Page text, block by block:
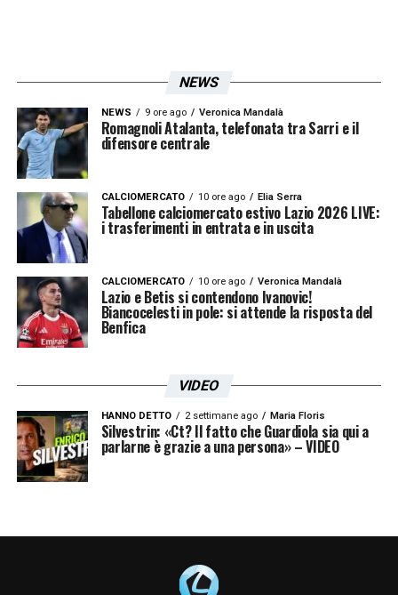
NEWS
NEWS 9 ore ago Veronica Mandalà
Romagnoli Atalanta, telefonata tra Sarri e il
difensore centrale
CALCIOMERCATO 10 ore ago Elia Serra
Tabellone calciomercato estivo Lazio 2026 LIVE:
i trasferimenti in entrata e in uscita
CALCIOMERCATO 10 ore ago Veronica Mandalà
Lazio e Betis si contendono Ivanovic!
Biancocelesti in pole: si attende la risposta del
Benfica
VIDEO
HANNO DETTO 2 settimane ago Maria Floris
Silvestrin: «Ct? Il fatto che Guardiola sia qui a
parlarne è grazie a una persona» – VIDEO